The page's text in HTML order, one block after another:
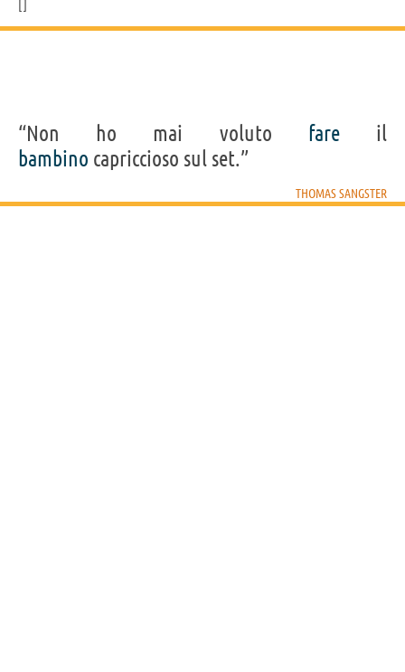
“Non ho mai voluto fareil
bambino capriccioso sul set.”
THOMAS SANGSTER